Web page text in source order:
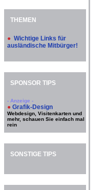
THEMEN
● Wichtige Links für
ausländische Mitbürger!
SPONSOR TIPS
- Anzeige -
●Grafik-Design
Webdesign, Visitenkarten und
mehr, schauen Sie einfach mal
rein
SONSTIGE TIPS